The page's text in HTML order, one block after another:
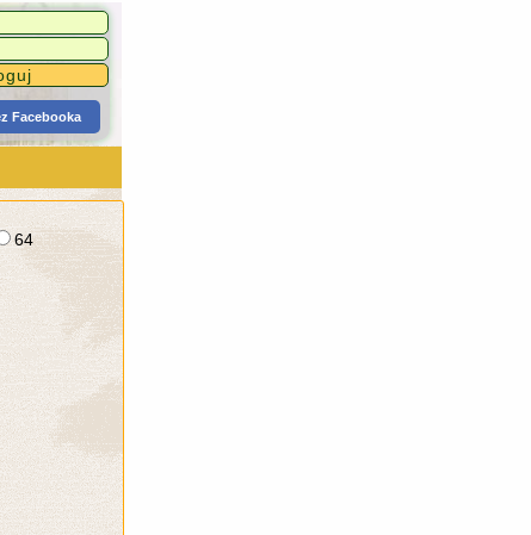
Facebooka
64